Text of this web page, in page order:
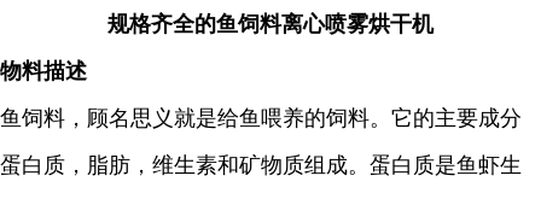
规格齐全的鱼饲料离心喷雾烘干机
物料描述
鱼饲料，顾名思义就是给鱼喂养的饲料。它的主要成分
蛋白质，脂肪，维生素和矿物质组成。蛋白质是鱼虾生